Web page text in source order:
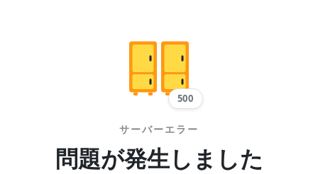
500
サーバーエラー
問題が発生しました